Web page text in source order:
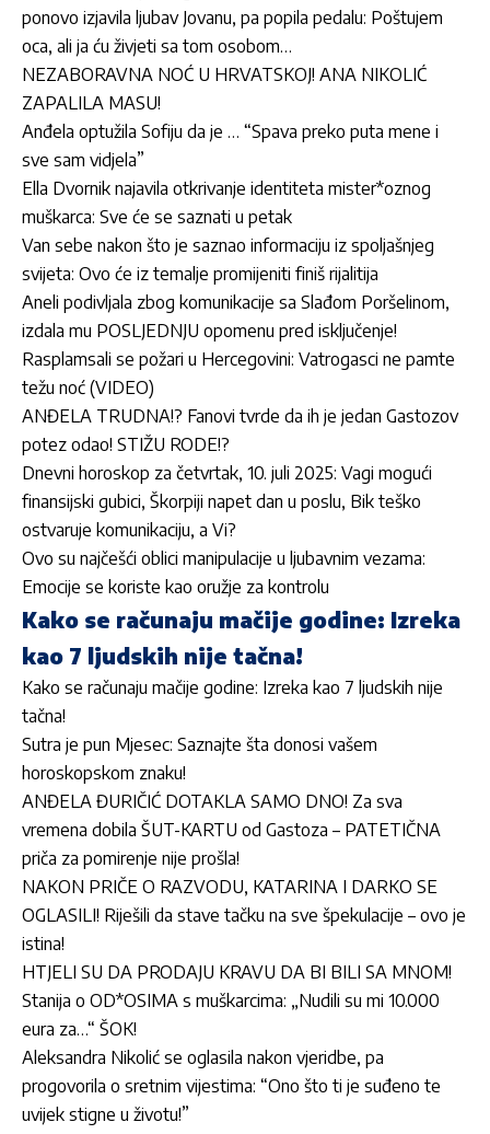
ponovo izjavila ljubav Jovanu, pa popila pedalu: Poštujem
oca, ali ja ću živjeti sa tom osobom…
NEZABORAVNA NOĆ U HRVATSKOJ! ANA NIKOLIĆ
ZAPALILA MASU!
Anđela optužila Sofiju da je … “Spava preko puta mene i
sve sam vidjela”
Ella Dvornik najavila otkrivanje identiteta mister*oznog
muškarca: Sve će se saznati u petak
Van sebe nakon što je saznao informaciju iz spoljašnjeg
svijeta: Ovo će iz temalje promijeniti finiš rijalitija
Aneli podivljala zbog komunikacije sa Slađom Poršelinom,
izdala mu POSLJEDNJU opomenu pred isključenje!
Rasplamsali se požari u Hercegovini: Vatrogasci ne pamte
težu noć (VIDEO)
ANĐELA TRUDNA!? Fanovi tvrde da ih je jedan Gastozov
potez odao! STIŽU RODE!?
Dnevni horoskop za četvrtak, 10. juli 2025: Vagi mogući
finansijski gubici, Škorpiji napet dan u poslu, Bik teško
ostvaruje komunikaciju, a Vi?
Ovo su najčešći oblici manipulacije u ljubavnim vezama:
Emocije se koriste kao oružje za kontrolu
Kako se računaju mačije godine: Izreka
kao 7 ljudskih nije tačna!
Kako se računaju mačije godine: Izreka kao 7 ljudskih nije
tačna!
Sutra je pun Mjesec: Saznajte šta donosi vašem
horoskopskom znaku!
ANĐELA ĐURIČIĆ DOTAKLA SAMO DNO! Za sva
vremena dobila ŠUT-KARTU od Gastoza – PATETIČNA
priča za pomirenje nije prošla!
NAKON PRIČE O RAZVODU, KATARINA I DARKO SE
OGLASILI! Riješili da stave tačku na sve špekulacije – ovo je
istina!
HTJELI SU DA PRODAJU KRAVU DA BI BILI SA MNOM!
Stanija o OD*OSIMA s muškarcima: „Nudili su mi 10.000
eura za…“ ŠOK!
Aleksandra Nikolić se oglasila nakon vjeridbe, pa
progovorila o sretnim vijestima: “Ono što ti je suđeno te
uvijek stigne u životu!”